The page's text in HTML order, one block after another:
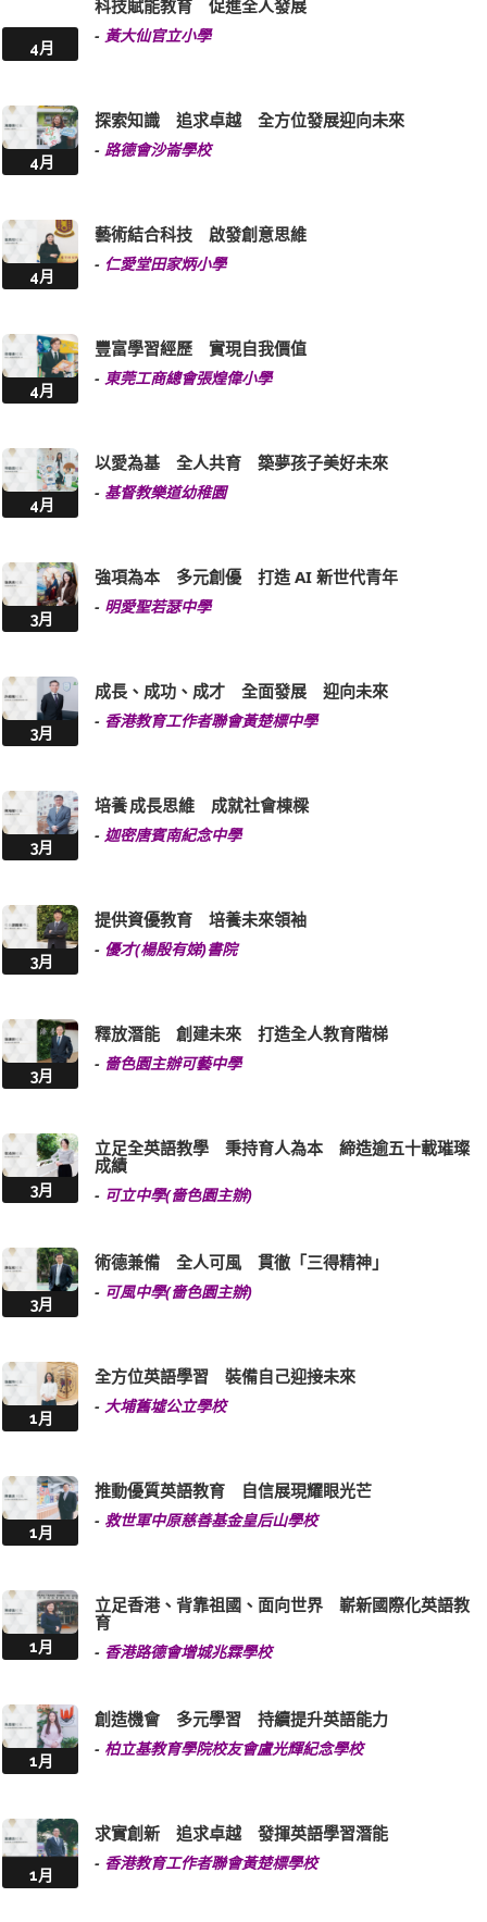
4月
科技賦能教育 促進全人發展
- 黃大仙官立小學
4月
探索知識 追求卓越 全方位發展迎向未來
- 路德會沙崙學校
4月
藝術結合科技 啟發創意思維
- 仁愛堂田家炳小學
4月
豐富學習經歷 實現自我價值
- 東莞工商總會張煌偉小學
4月
以愛為基 全人共育 築夢孩子美好未來
- 基督教樂道幼稚園
3月
強項為本 多元創優 打造 AI 新世代青年
- 明愛聖若瑟中學
3月
成長、成功、成才 全面發展 迎向未來
- 香港教育工作者聯會黃楚標中學
3月
培養 成長思維 成就社會棟樑
- 迦密唐賓南紀念中學
3月
提供資優教育 培養未來領袖
- 優才(楊殷有娣)書院
3月
釋放潛能 創建未來 打造全人教育階梯
- 嗇色園主辦可藝中學
3月
立足全英語教學 秉持育人為本 締造逾五十載璀璨
成績
- 可立中學(嗇色園主辦)
3月
術德兼備 全人可風 貫徹「三得精神」
- 可風中學(嗇色園主辦)
1月
全方位英語學習 裝備自己迎接未來
- 大埔舊墟公立學校
1月
推動優質英語教育 自信展現耀眼光芒
- 救世軍中原慈善基金皇后山學校
1月
立足香港、背靠祖國、面向世界 嶄新國際化英語教
育
- 香港路德會增城兆霖學校
1月
創造機會 多元學習 持續提升英語能力
- 柏立基教育學院校友會盧光輝紀念學校
1月
求實創新 追求卓越 發揮英語學習潛能
- 香港教育工作者聯會黃楚標學校